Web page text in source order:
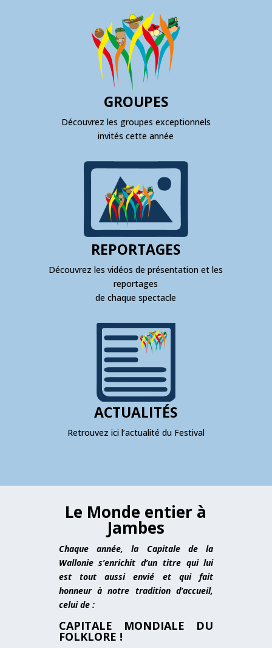
GROUPES
Découvrez les groupes exceptionnels
invités cette année
REPORTAGES
Découvrez les vidéos de présentation et les
reportages
de chaque spectacle
ACTUALITÉS
Retrouvez ici l’actualité du Festival
Le Monde entier à
Jambes
Chaque année, la Capitale de la
Wallonie s’enrichit d’un titre qui lui
est tout aussi envié et qui fait
honneur à notre tradition d’accueil,
celui de :
CAPITALE MONDIALE DU
FOLKLORE !